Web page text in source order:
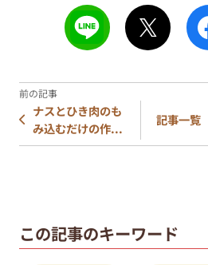
ナスとひき肉のも
み込むだけの作...
記事一覧
この記事のキーワード